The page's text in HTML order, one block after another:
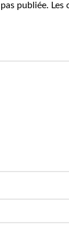
publiée. Les